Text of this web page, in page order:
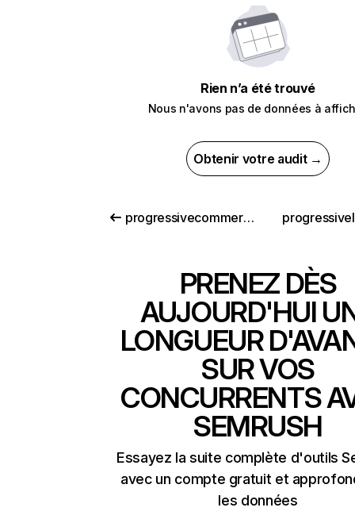
Rien n’a été trouvé
Nous n'avons pas de données à
Obtenir votre audit →
progressivecommercial.com
PRENEZ DÈS
AUJOURD'HUI
LONGUEUR
SUR VOS
CONCURRENTS
SEMRUSH
Essayez la suite complète d'outils
avec un compte gratuit et
les données